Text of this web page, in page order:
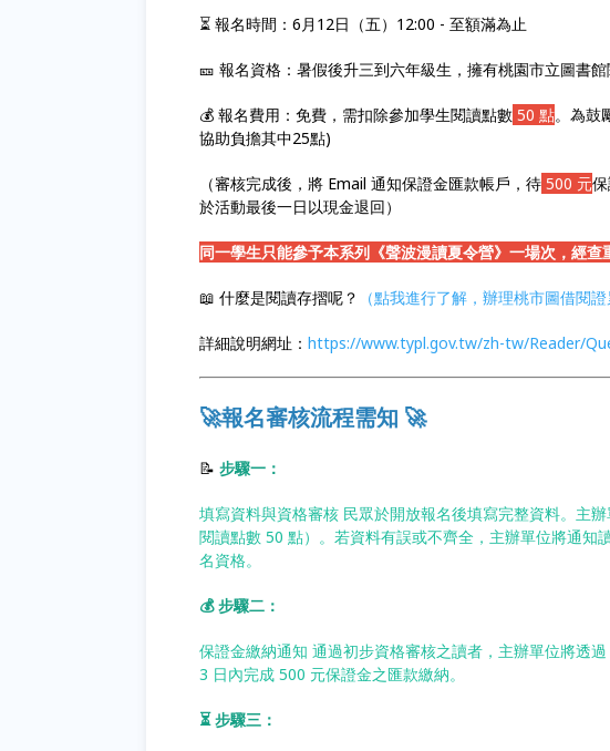
⏳ 報名時間：6月12日（五）12:00 - 至額滿為止
🎫 報名資格：暑假後升三到六年級生，擁有桃園市立圖書
💰 報名費用：免費，需扣除參加學生閱讀點數 50 點。為鼓
協助負擔其中25點)
（審核完成後，將 Email 通知保證金匯款帳戶，待 500 元
於活動最後一日以現金退回）
同一學生只能參予本系列《聲波漫讀夏令營》一場次，經查
📖 什麼是閱讀存摺呢？ （點我進行了解，辦理桃市圖借閱證
詳細說明網址： https://www.typl.gov.tw/zh-tw/Reader/
🚀報名審核流程需知 🚀
📝 步驟一：
填寫資料與資格審核 民眾於開放報名後填寫完整資料。主
閱讀點數 50 點）。若資料有誤或不齊全，主辦單位將通知
名資格。
💰 步驟二：
保證金繳納通知 通過初步資格審核之讀者，主辦單位將透
3 日內完成 500 元保證金之匯款繳納。
⏳ 步驟三：